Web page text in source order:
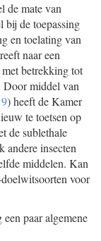
de mate van
bij de toepassing
en toelating van
naar een
betrekking tot
Door middel van
) heeft de Kamer
te toetsen op
de sublethale
andere insecten
middelen. Kan
voor
paar algemene